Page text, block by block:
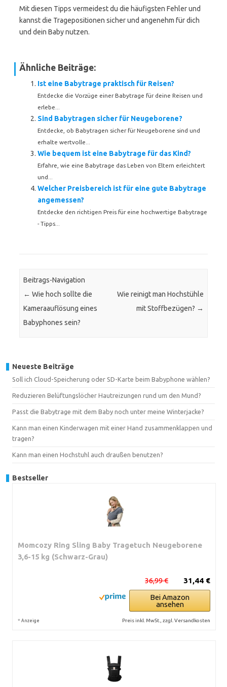
Mit diesen Tipps vermeidest du die häufigsten Fehler und
kannst die Tragepositionen sicher und angenehm für dich
und dein Baby nutzen.
Ähnliche Beiträge:
Ist eine Babytrage praktisch für Reisen?
Entdecke die Vorzüge einer Babytrage für deine Reisen und
erlebe...
Sind Babytragen sicher für Neugeborene?
Entdecke, ob Babytragen sicher für Neugeborene sind und
erhalte wertvolle...
Wie bequem ist eine Babytrage für das Kind?
Erfahre, wie eine Babytrage das Leben von Eltern erleichtert
und...
Welcher Preisbereich ist für eine gute Babytrage
angemessen?
Entdecke den richtigen Preis für eine hochwertige Babytrage
- Tipps...
Beitrags-Navigation
← Wie hoch sollte die
Kameraauflösung eines
Babyphones sein?
Wie reinigt man Hochstühle
mit Stoffbezügen? →
Neueste Beiträge
Soll ich Cloud-Speicherung oder SD-Karte beim Babyphone wählen?
Reduzieren Belüftungslöcher Hautreizungen rund um den Mund?
Passt die Babytrage mit dem Baby noch unter meine Winterjacke?
Kann man einen Kinderwagen mit einer Hand zusammenklappen und
tragen?
Kann man einen Hochstuhl auch draußen benutzen?
Bestseller
Momcozy Ring Sling Baby Tragetuch Neugeborene
3,6-15 kg (Schwarz-Grau)
31,44 €
36,99 €
Bei Amazon
ansehen
* Anzeige Preis inkl. MwSt., zzgl. Versandkosten